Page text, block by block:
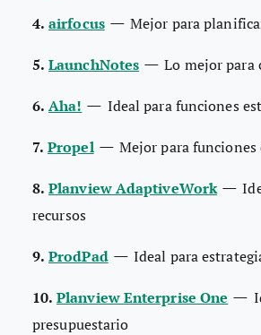
4. airfocus —Mejor para
5. LaunchNotes —Lo mejor para
6. Aha! — Ideal para funciones
7. Propel — Mejor para funciones
8. Planview AdaptiveWork —
recursos
9. ProdPad — Ideal para
10. Planview Enterprise One —
presupuestario